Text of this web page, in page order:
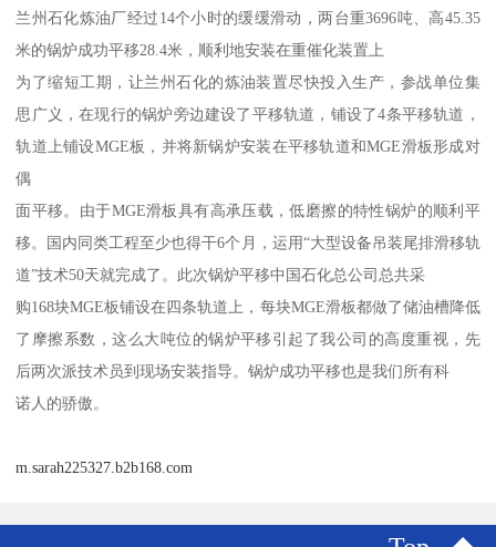
兰州石化炼油厂经过14个小时的缓缓滑动，两台重3696吨、高45.35
米的锅炉成功平移28.4米，顺利地安装在重催化装置上
为了缩短工期，让兰州石化的炼油装置尽快投入生产，参战单位集
思广义，在现行的锅炉旁边建设了平移轨道，铺设了4条平移轨道，
轨道上铺设MGE板，并将新锅炉安装在平移轨道和MGE滑板形成对
偶
面平移。由于MGE滑板具有高承压载，低磨擦的特性锅炉的顺利平
移。国内同类工程至少也得干6个月，运用“大型设备吊装尾排滑移轨
道”技术50天就完成了。此次锅炉平移中国石化总公司总共采
购168块MGE板铺设在四条轨道上，每块MGE滑板都做了储油槽降低
了摩擦系数，这么大吨位的锅炉平移引起了我公司的高度重视，先
后两次派技术员到现场安装指导。锅炉成功平移也是我们所有科
诺人的骄傲。
m.sarah225327.b2b168.com